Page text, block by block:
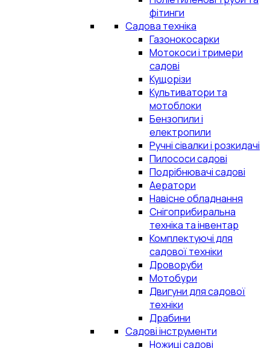
фітинги
Садова техніка
Газонокосарки
Мотокоси і тримери
садові
Кущорізи
Культиватори та
мотоблоки
Бензопили і
електропили
Ручні сівалки і розкидачі
Пилососи садові
Подрібнювачі садові
Аератори
Навісне обладнання
Снігоприбиральна
техніка та інвентар
Комплектуючі для
садової техніки
Дроворуби
Мотобури
Двигуни для садової
техніки
Драбини
Садові інструменти
Ножиці садові